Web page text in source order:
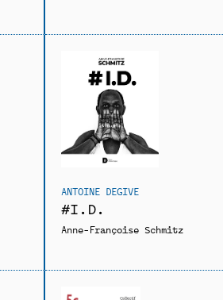
ANTOINE DEGIVE
#I.D.
Anne-Françoise Schmitz